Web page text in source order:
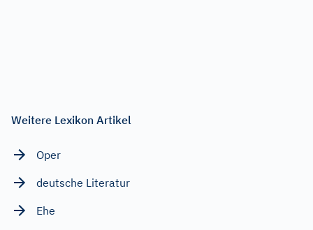
Weitere Lexikon Artikel
Oper
deutsche Literatur
Ehe